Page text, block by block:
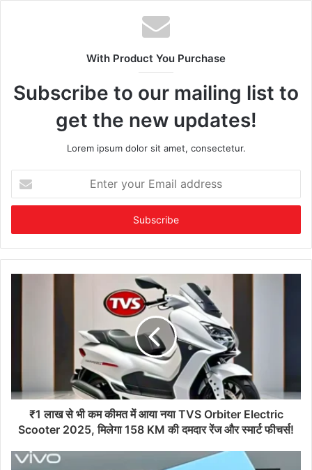
With Product You Purchase
Subscribe to our mailing list to
get the new updates!
Lorem ipsum dolor sit amet, consectetur.
your
Email
₹1 लाख से भी कम कीमत में आया नया TVS Orbiter Electric
Scooter 2025, मिलेगा 158 KM की दमदार रेंज और स्मार्ट फीचर्स!